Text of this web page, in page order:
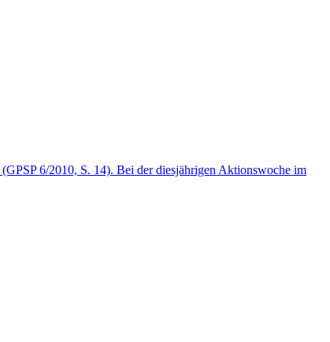
6/2010, S. 14). Bei der diesjährigen Aktionswoche im